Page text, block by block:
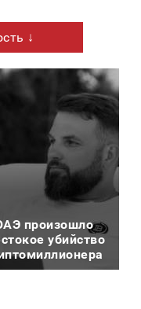
↓
произошло
убийство